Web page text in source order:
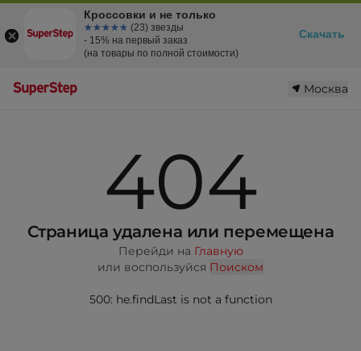
Москва
404
Страница удалена или перемещена
Перейди на Главную
или воспользуйся Поиском
500: he.findLast is not a function
Кроссовки и не только
☆☆☆☆☆
★★★★★ (23) звезды
- 15% на первый заказ
(на товары по полной стоимости)
Скачать